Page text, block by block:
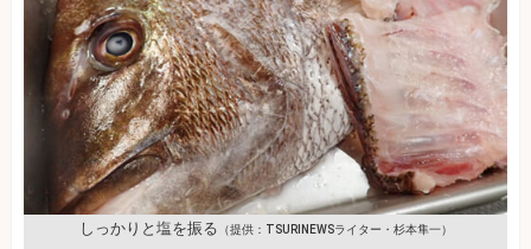
しっかりと塩を振る （提供：TSURINEWSライター・杉本隼一）